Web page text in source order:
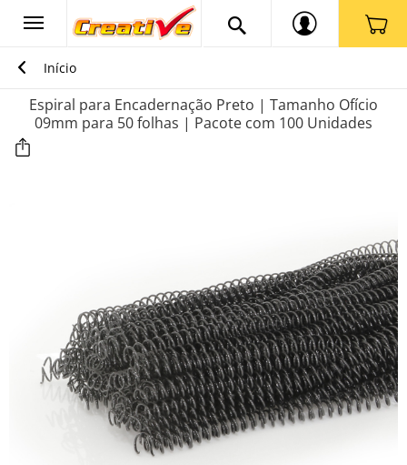
Início
Espiral para Encadernação Preto | Tamanho Ofício
09mm para 50 folhas | Pacote com 100 Unidades